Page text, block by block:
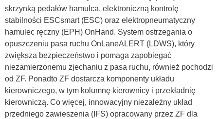
skrzynką pedałów hamulca, elektroniczną kontrolę
stabilności ESCsmart (ESC) oraz elektropneumatyczny
hamulec ręczny (EPH) OnHand. System ostrzegania o
opuszczeniu pasa ruchu OnLaneALERT (LDWS), który
zwiększa bezpieczeństwo i pomaga zapobiegać
niezamierzonemu zjechaniu z pasa ruchu, również pochodzi
od ZF. Ponadto ZF dostarcza komponenty układu
kierowniczego, w tym kolumnę kierownicy i przekładnię
kierowniczą. Co więcej, innowacyjny niezależny układ
przedniego zawieszenia (IFS) opracowany przez ZF dla